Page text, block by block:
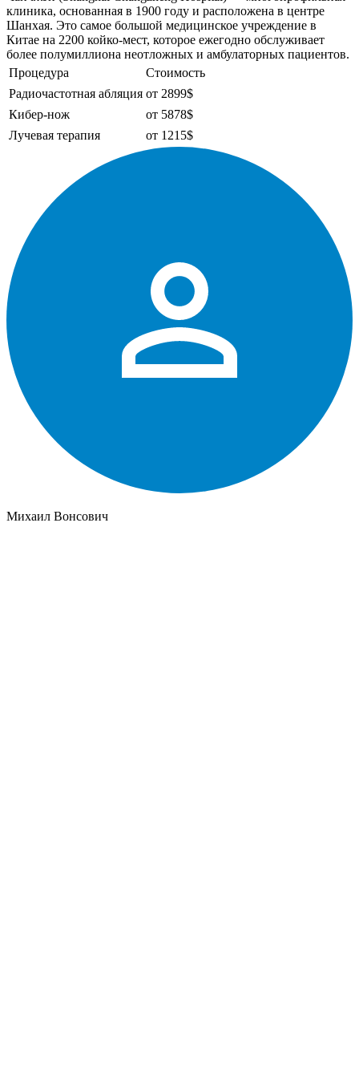
клиника, основанная в 1900 году и расположена в центре
Шанхая. Это самое большой медицинское учреждение в
Китае на 2200 койко-мест, которое ежегодно обслуживает
более полумиллиона неотложных и амбулаторных пациентов.
Процедура
Стоимость
Радиочастотная абляция от 2899$
Кибер-нож
от 5878$
Лучевая терапия
от 1215$
Михаил Вонсович